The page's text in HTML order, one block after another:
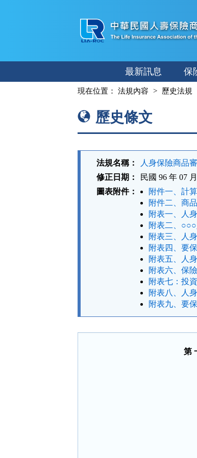
容
最新訊息 保
現在位置： 法規內容 歷史法規
歷史條文
法規名稱：
人身保險商品
修正日期：
民國 96 年 07
圖表附件：
附件一、計
附件二、商
附表一、人
附表二、
附表三、人
附表四、要
附表五、人
附表六、保
附表七：投
附表八、人
附表九、要
第